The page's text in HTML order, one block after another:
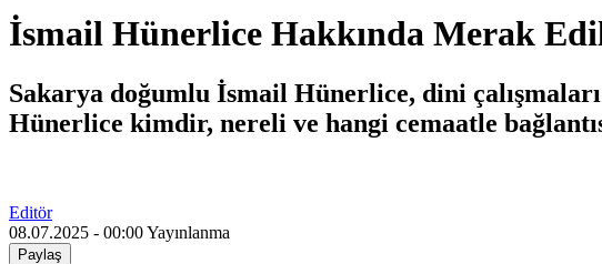
İsmail Hünerlice Hakkında Merak
Sakarya doğumlu İsmail Hünerlice, dini
Hünerlice kimdir, nereli ve hangi cemaatle
Editör
08.07.2025 - 00:00Yayınlanma
Paylaş